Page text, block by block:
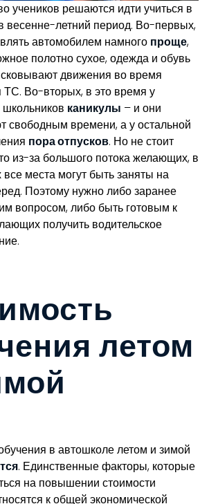
учеников решаются идти учиться в
весенне-летний период. Во-первых,
автомобилем намного проще,
полотно сухое, одежда и обувь
сковывают движения во время
ТС. Во-вторых, в это время у
школьников каникулы – и они
свободным времени, а у остальной
пора отпусков. Но не стоит
из-за большого потока желающих, в
места могут быть заняты на
Поэтому нужно либо заранее
вопросом, либо быть готовым к
получить водительское
летом
в автошколе летом и зимой
. Единственные факторы, которые
на повышении стоимости
к общей экономической